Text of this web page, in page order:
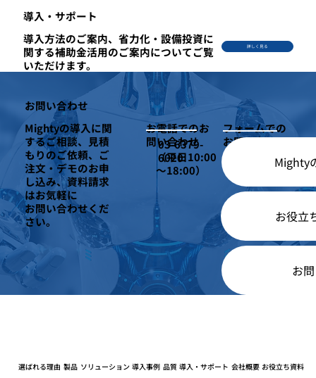
導入方法のご案内、省力化・設備投資に
関する補助金活用のご案内についてご覧
いただけます。
​導入・サポート
詳しく見る
お問い合わせ
Mightyの導入に関
するご相談、見積
もりのご依頼、ご
注文・デモのお申
し込み、資料請求
はお気軽に
お問い合わせくだ
さい。
お電話でのお
問い合わせ
03-6379-
6020
（平日10:00
～18:00）
フォームでの
お問い合わせ
Mighty
お役立
お
選ばれる理由 製品 ソリューション 導入事例 品質 導入・サポート 会社概要 お役立ち資料